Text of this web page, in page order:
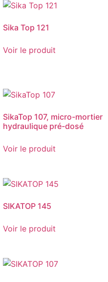
Sika Top 121
Voir le produit
SikaTop 107, micro-mortier
hydraulique pré-dosé
Voir le produit
SIKATOP 145
Voir le produit